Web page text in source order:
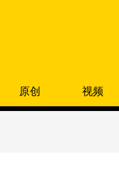
原创 视频